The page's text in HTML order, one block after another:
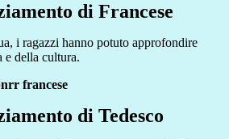
di Francese
i ragazzi hanno potuto approfondire
e della cultura.
di Tedesco